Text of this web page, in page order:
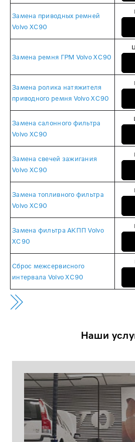
Замена приводных ремней
Volvo XC90
Замена ремня ГРМ Volvo XC90
Замена ролика натяжителя
приводного ремня Volvo XC90
Замена салонного фильтра
Volvo XC90
Замена свечей зажигания
Volvo XC90
Замена топливного фильтра
Volvo XC90
Замена фильтра АКПП Volvo
XC90
Сброс межсервисного
интервала Volvo XC90
Наши